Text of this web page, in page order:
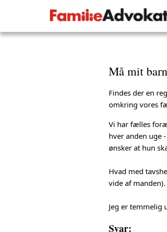
Må mit
Findes der en
omkring vores
Vi har fælles
hver anden uge
ønsker at hun
Hvad med
vide af
Jeg er temmelig
Svar: